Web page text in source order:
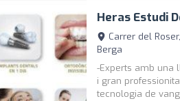
Heras Estudi
Carrer del
Berga
-Experts amb una
i gran
tecnologia de